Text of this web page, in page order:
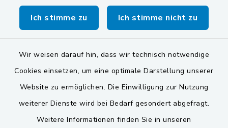
Ich stimme zu Ich stimme nicht zu
Wir weisen darauf hin, dass wir technisch notwendige
Cookies einsetzen, um eine optimale Darstellung unserer
Website zu ermöglichen. Die Einwilligung zur Nutzung
weiterer Dienste wird bei Bedarf gesondert abgefragt.
Weitere Informationen finden Sie in unseren
Verwaltungsgemeinschaft Schwarzenfeld
Barrierefreiheit